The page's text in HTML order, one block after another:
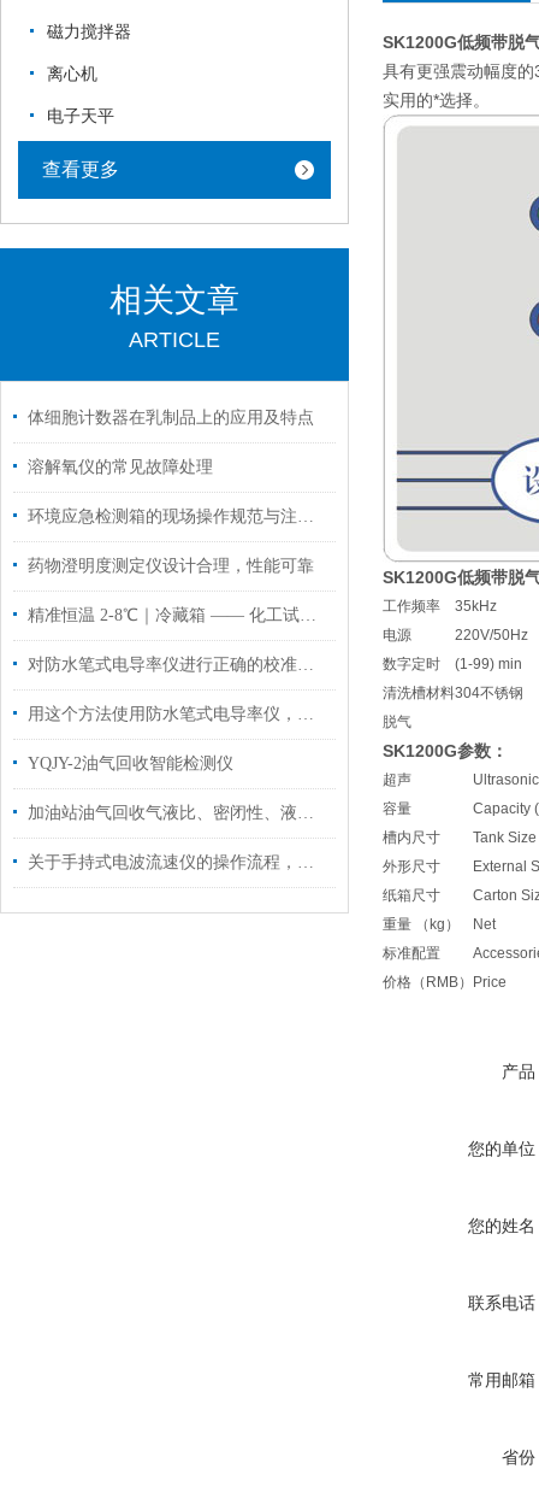
磁力搅拌器
离心机
电子天平
查看更多
相关文章
ARTICLE
体细胞计数器在乳制品上的应用及特点
溶解氧仪的常见故障处理
环境应急检测箱的现场操作规范与注意事项
药物澄明度测定仪设计合理，性能可靠
精准恒温 2-8℃｜冷藏箱 —— 化工试剂与样品存储的可靠之选
对防水笔式电导率仪进行正确的校准，可以大大提高工作效率
用这个方法使用防水笔式电导率仪，效果更好哦！
YQJY-2油气回收智能检测仪
加油站油气回收气液比、密闭性、液阻三项检测
关于手持式电波流速仪的操作流程，这里有详细的
SK1200G低频带脱
具有更强震动幅度
实用的*选择。
SK1200G低频带脱
工作频率
35kHz
电源
220V/50Hz
数字定时
(1-99) min
清洗槽材料304不锈钢
脱气
SK1200G参数：
超声
容量
Capacity
槽内尺寸
Tank
外形尺寸
External
纸箱尺寸
Carton
重量 （kg）
Net
标准配置
价格（RMB）
Price
产品
您的单位
您的姓名
联系电话
常用邮箱
省份